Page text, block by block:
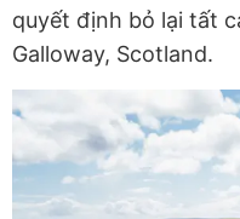
quyết định bỏ lại tất
Galloway, Scotland.